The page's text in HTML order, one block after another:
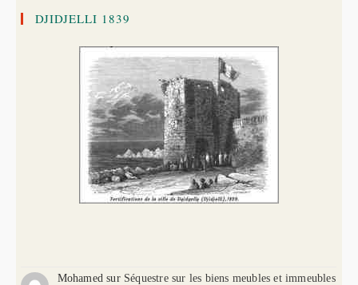
DJIDJELLI 1839
Mohamedsur Séquestre sur les biens meubles et immeubles